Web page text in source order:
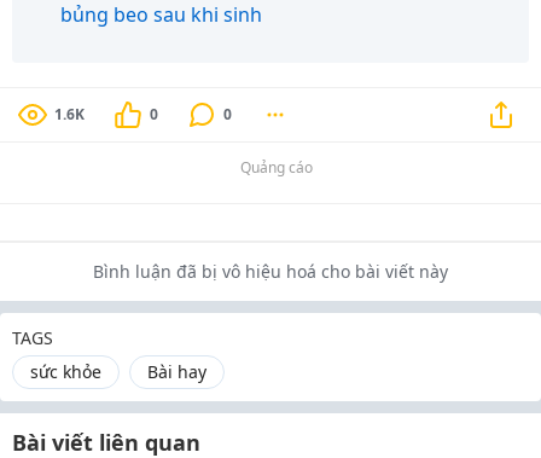
bủng beo sau khi sinh
1.6K 0 0
Quảng cáo
Bình luận đã bị vô hiệu hoá cho bài viết này
TAGS
sức khỏe
Bài hay
Bài viết liên quan